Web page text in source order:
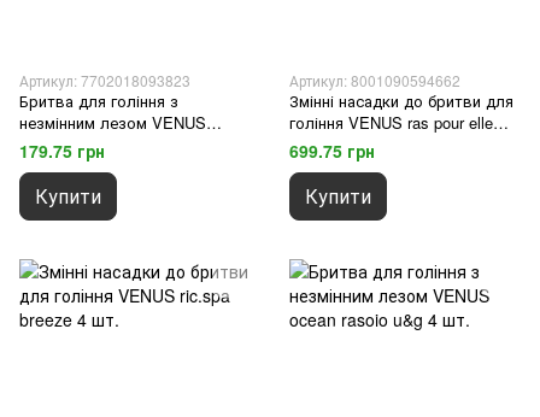
Артикул: 7702018093823
Бритва для гоління з
незмінним лезом VENUS
simply 2 ras.u&g 6 шт.
179.75 грн
Купити
Артикул: 8001090594662
Змінні насадки до бритви для
гоління VENUS ras pour elle
ricambi 4 шт.
699.75 грн
Купити